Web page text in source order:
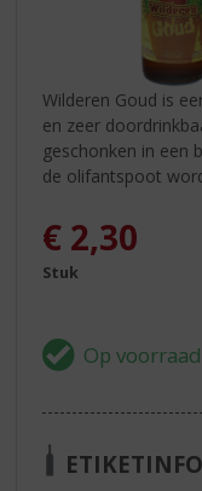
Wilderen Goud is
en zeer
geschonken in een
de olifantspoot
€ 2,30
Stuk